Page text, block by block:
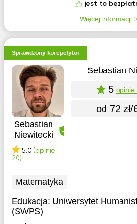
jest to
Więcej informacji
Sprawdzony korepetytor
Sebastian
Niewitecki
5.0 (opinie:
20)
Sebastian
5
od 72 zł/
Matematyka
Edukacja: Uniwersytet
(SWPS)